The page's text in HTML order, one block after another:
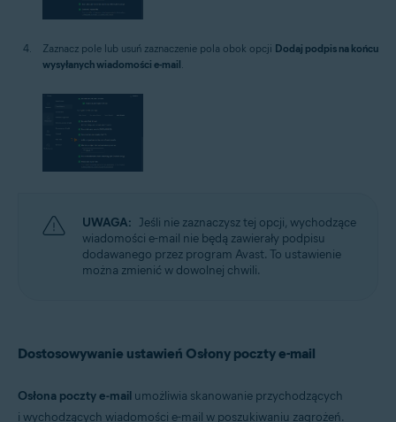
Zaznacz pole lub usuń zaznaczenie pola obok opcji Dodaj podpis na końcu
wysyłanych wiadomości e-mail.
UWAGA: Jeśli nie zaznaczysz tej opcji, wychodzące
wiadomości e-mail nie będą zawierały podpisu
dodawanego przez program Avast. To ustawienie
można zmienić w dowolnej chwili.
Dostosowywanie ustawień Osłony poczty e-mail
Osłona poczty e-mail umożliwia skanowanie przychodzących
i wychodzących wiadomości e-mail w poszukiwaniu zagrożeń.